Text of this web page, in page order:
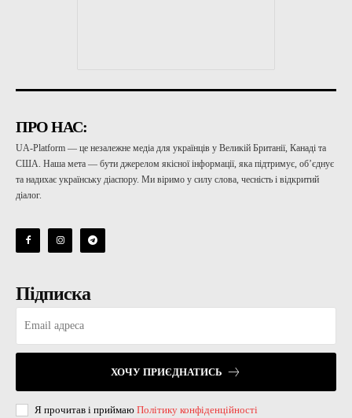
ПРО НАС:
UA-Platform — це незалежне медіа для українців у Великій Британії, Канаді та
США. Наша мета — бути джерелом якісної інформації, яка підтримує, об’єднує
та надихає українську діаспору. Ми віримо у силу слова, чесність і відкритий
діалог.
Підписка
ХОЧУ ПРИЄДНАТИСЬ
Я прочитав і приймаю Політику конфіденційності